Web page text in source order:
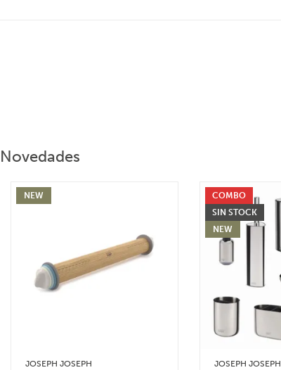
Novedades
NEW
JOSEPH JOSEPH
COMBO
SIN STOCK
NEW
JOSEPH JOSEPH